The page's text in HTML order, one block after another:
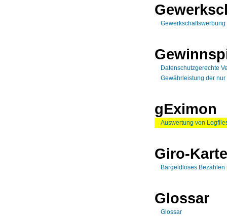
Datenschutzgerechte
Gewährleistung der
gEximon
Auswertung von
Giro-Karte
Bargeldloses Bezahlen
Glossar
Glossar